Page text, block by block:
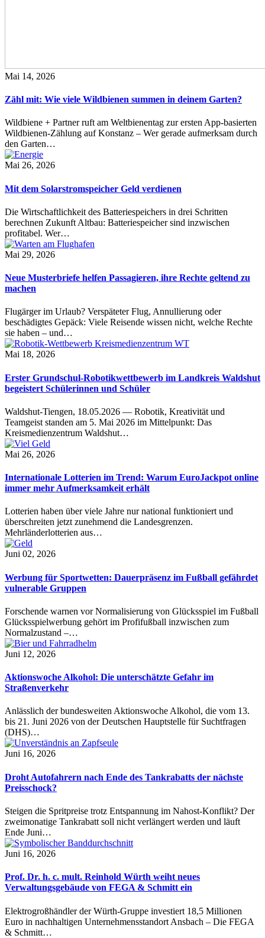
Mai 14, 2026
Zähl mit: Wie viele Wildbienen summen in deinem Garten?
Wildbiene + Partner ruft am Weltbienentag zur ersten App-basierten
Wildbienen-Zählung auf Konstanz – Wer gerade aufmerksam durch
den Garten…
Mai 26, 2026
Mit dem Solarstromspeicher Geld verdienen
Die Wirtschaftlichkeit des Batteriespeichers in drei Schritten
berechnen Zukunft Altbau: Batteriespeicher sind inzwischen
profitabel. Wer…
Mai 29, 2026
Neue Musterbriefe helfen Passagieren, ihre Rechte geltend zu
machen
Flugärger im Urlaub? Verspäteter Flug, Annullierung oder
beschädigtes Gepäck: Viele Reisende wissen nicht, welche Rechte
sie haben – und…
Mai 18, 2026
Erster Grundschul-Robotikwettbewerb im Landkreis Waldshut
begeistert Schülerinnen und Schüler
Waldshut-Tiengen, 18.05.2026 — Robotik, Kreativität und
Teamgeist standen am 5. Mai 2026 im Mittelpunkt: Das
Kreismedienzentrum Waldshut…
Mai 26, 2026
Internationale Lotterien im Trend: Warum EuroJackpot online
immer mehr Aufmerksamkeit erhält
Lotterien haben über viele Jahre nur national funktioniert und
überschreiten jetzt zunehmend die Landesgrenzen.
Mehrländerlotterien aus…
Juni 02, 2026
Werbung für Sportwetten: Dauerpräsenz im Fußball gefährdet
vulnerable Gruppen
Forschende warnen vor Normalisierung von Glücksspiel im Fußball
Glücksspielwerbung gehört im Profifußball inzwischen zum
Normalzustand –…
Juni 12, 2026
Aktionswoche Alkohol: Die unterschätzte Gefahr im
Straßenverkehr
Anlässlich der bundesweiten Aktionswoche Alkohol, die vom 13.
bis 21. Juni 2026 von der Deutschen Hauptstelle für Suchtfragen
(DHS)…
Juni 16, 2026
Droht Autofahrern nach Ende des Tankrabatts der nächste
Preisschock?
Steigen die Spritpreise trotz Entspannung im Nahost-Konflikt? Der
zweimonatige Tankrabatt soll nicht verlängert werden und läuft
Ende Juni…
Juni 16, 2026
Prof. Dr. h. c. mult. Reinhold Würth weiht neues
Verwaltungsgebäude von FEGA & Schmitt ein
Elektrogroßhändler der Würth-Gruppe investiert 18,5 Millionen
Euro in nachhaltigen Unternehmensstandort Ansbach – Die FEGA
& Schmitt…